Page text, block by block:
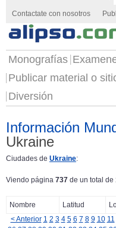
Contactate con nosotros
Monografías
Publicar material o
Diversión
Información
Ukraine
Ciudades de Ukraine:
Viendo página 737 de un total de
Nombre Latitud
< Anterior 1 2 3 4 5 6 7 8 9 10 11